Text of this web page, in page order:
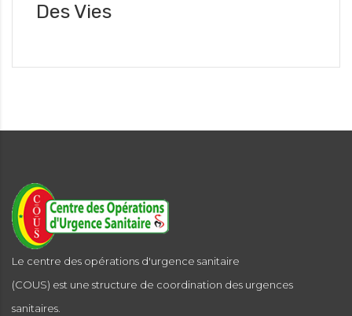
Des Vies
Le centre des opérations d'urgence sanitaire
(COUS) est une structure de coordination des urgences
sanitaires.